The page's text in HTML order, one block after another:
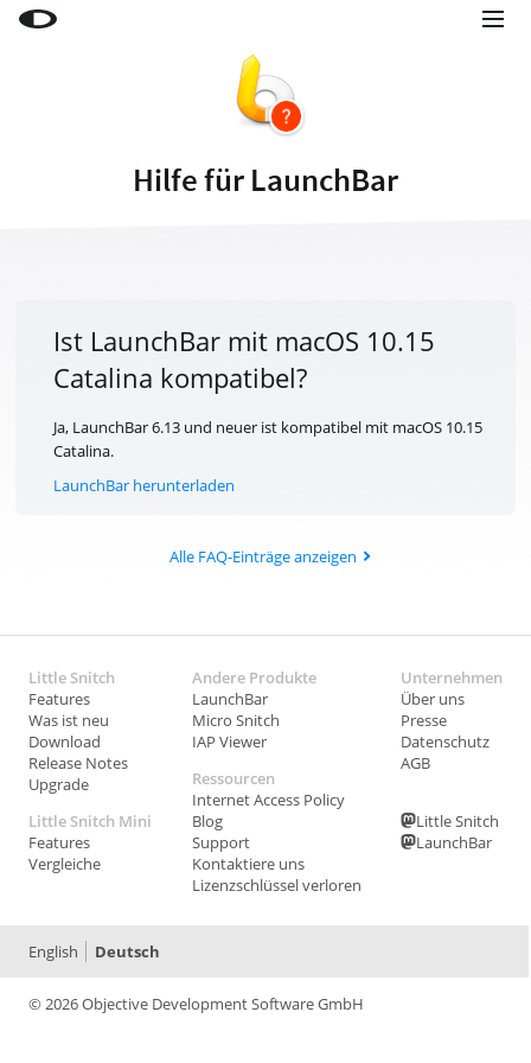
LaunchBar
Shop
Support
Blog
Hilfe für LaunchBar
Ist LaunchBar mit macOS 10.15
Catalina kompatibel?
Ja, LaunchBar 6.13 und neuer ist kompatibel mit macOS 10.15
Catalina.
LaunchBar herunterladen
Alle FAQ-Einträge anzeigen
Little Snitch
Features
Was ist neu
Download
Release Notes
Upgrade
Little Snitch Mini
Features
Vergleiche
Andere Produkte
LaunchBar
Micro Snitch
IAP Viewer
Ressourcen
Internet Access Policy
Blog
Support
Kontaktiere uns
Lizenzschlüssel verloren
Unternehmen
Über uns
Presse
Datenschutz
AGB
Little Snitch
LaunchBar
© 2026 Objective Development Software GmbH
English Deutsch